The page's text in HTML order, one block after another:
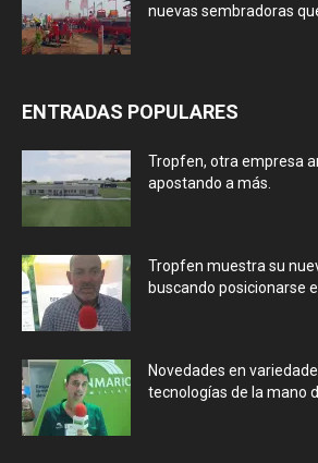
nuevas sembradoras
ENTRADAS POPULARES
Tropfen, otra empresa
apostando a más.
Tropfen muestra su
buscando posicionarse
Novedades en
tecnologías de la mano